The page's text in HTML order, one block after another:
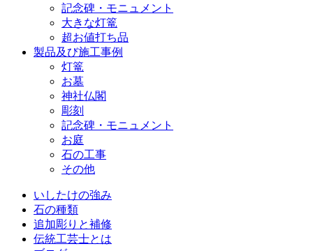
記念碑・モニュメント
大きな灯篭
超お値打ち品
製品及び施工事例
灯篭
お墓
神社仏閣
彫刻
記念碑・モニュメント
お庭
石の工事
その他
いしたけの強み
石の種類
追加彫りと補修
伝統工芸士とは